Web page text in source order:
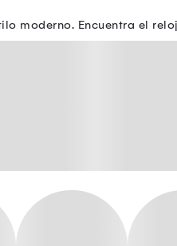
moderno. Encuentra el